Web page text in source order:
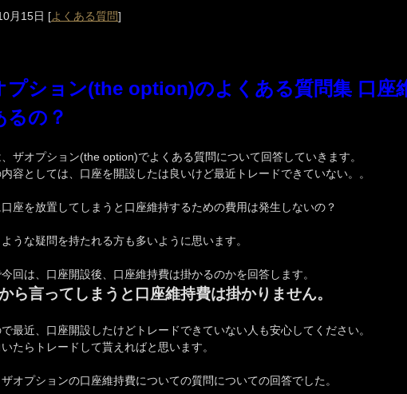
月15日 [よくある質問]
プション(the option)のよくある質問集 口座
るの？
ザオプション(the option)でよくある質問について回答していきます。
容としては、口座を開設したは良いけど最近トレードできていない。。
座を放置してしまうと口座維持するための費用は発生しないの？
うな疑問を持たれる方も多いように思います。
回は、口座開設後、口座維持費は掛かるのかを回答します。
ら言ってしまうと口座維持費は掛かりません。
最近、口座開設したけどトレードできていない人も安心してください。
たらトレードして貰えればと思います。
オプションの口座維持費についての質問についての回答でした。